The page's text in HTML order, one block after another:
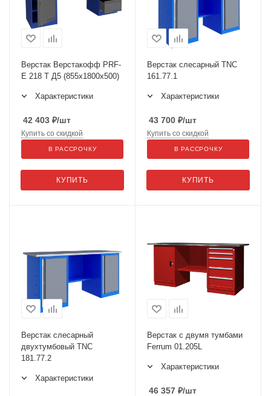
Верстак Верстакофф PRF-
E 218 T Д5 (855х1800х500)
Характеристики
42 403 ₽/шт
КУПИТЬ
Купить со скидкой
В РАССРОЧКУ
Верстак слесарный TNC
161.77.1
Характеристики
43 700 ₽/шт
КУПИТЬ
Купить со скидкой
В РАССРОЧКУ
Верстак слесарный
двухтумбовый TNC
181.77.2
Характеристики
Верстак с двумя тумбами
Ferrum 01.205L
Характеристики
46 357 ₽/шт